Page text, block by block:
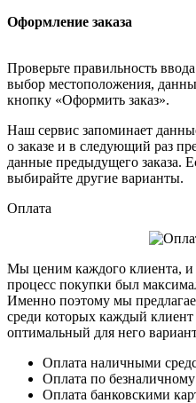
Оформление заказа
Проверьте правильность
выбор местоположения,
кнопку «Оформить заказ».
Наш сервис запоминает
о заказе и в следующий раз
данные предыдущего заказа.
выбирайте другие варианты.
Оплата
Мы ценим каждого клиента, и
процесс покупки был
Именно поэтому мы
среди которых каждый
оптимальный для него
Оплата наличными
Оплата по безналичному
Оплата банковскими